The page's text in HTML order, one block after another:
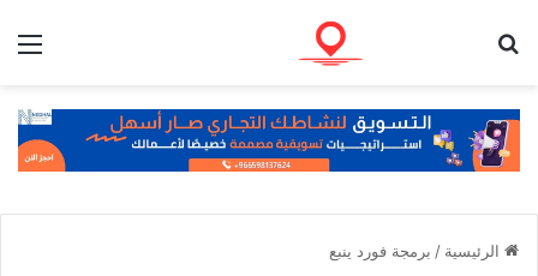
الرئيسية / برمجة فورد ينبع